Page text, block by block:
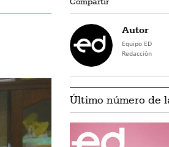
Autor
Equipo ED
Redacción
Último número de